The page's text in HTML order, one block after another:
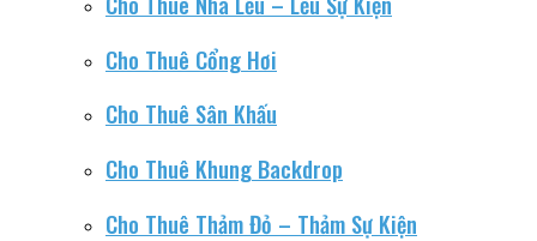
Cho Thuê Cổng Hơi
Cho Thuê Sân Khấu
Cho Thuê Khung Backdrop
Cho Thuê Thảm Đỏ – Thảm Sự Kiện